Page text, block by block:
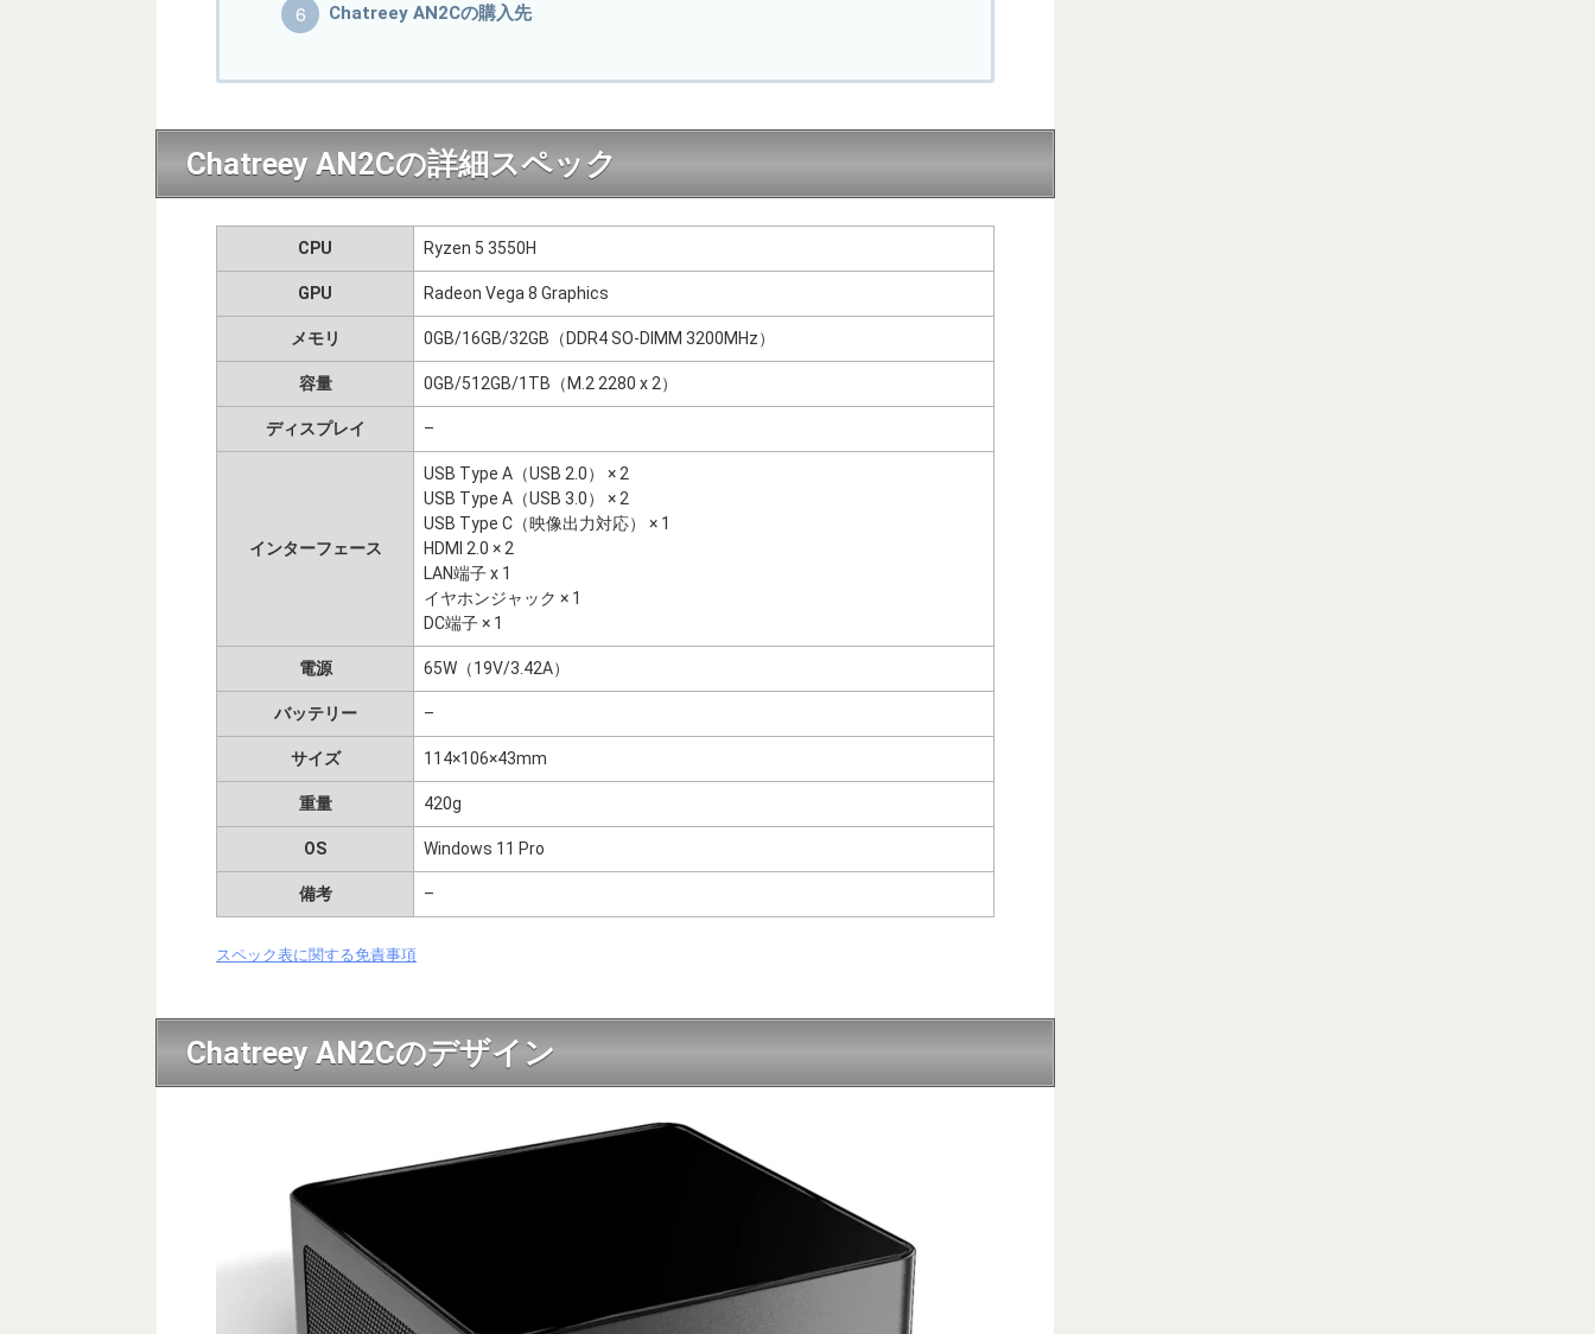
Chatreey AN2Cの購入先
Chatreey AN2Cの詳細スペック
CPU Ryzen 5 3550H
GPU Radeon Vega 8 Graphics
メモリ 0GB/16GB/32GB（DDR4 SO-DIMM 3200MHz）
容量 0GB/512GB/1TB（M.2 2280 x 2）
ディスプレイ –
インターフェース
USB Type A（USB 2.0） × 2
USB Type A（USB 3.0） × 2
USB Type C（映像出力対応） × 1
HDMI 2.0 × 2
LAN端子 x 1
イヤホンジャック × 1
DC端子 × 1
電源 65W（19V/3.42A）
バッテリー –
サイズ 114×106×43mm
重量 420g
OS Windows 11 Pro
備考 –
スペック表に関する免責事項
Chatreey AN2Cのデザイン